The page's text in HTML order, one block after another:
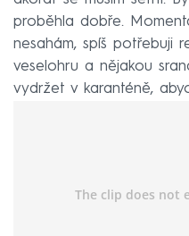
proběhla dobře.
nesahám, spíš potřebuji
veselohru a nějakou
vydržet v karanténě,